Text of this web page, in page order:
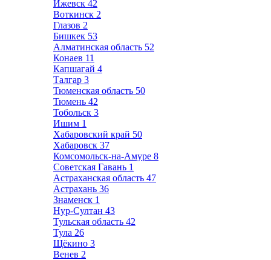
Ижевск 42
Воткинск 2
Глазов 2
Бишкек 53
Алматинская область 52
Конаев 11
Капшагай 4
Талгар 3
Тюменская область 50
Тюмень 42
Тобольск 3
Ишим 1
Хабаровский край 50
Хабаровск 37
Комсомольск-на-Амуре 8
Советская Гавань 1
Астраханская область 47
Астрахань 36
Знаменск 1
Нур-Султан 43
Тульская область 42
Тула 26
Щёкино 3
Венев 2